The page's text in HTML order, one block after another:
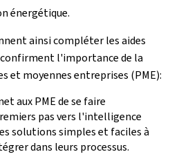
énergétique.
ainsi compléter les aides
l'importance de la
et moyennes entreprises (PME):
aux PME de se faire
pas vers l'intelligence
solutions simples et faciles à
dans leurs processus.